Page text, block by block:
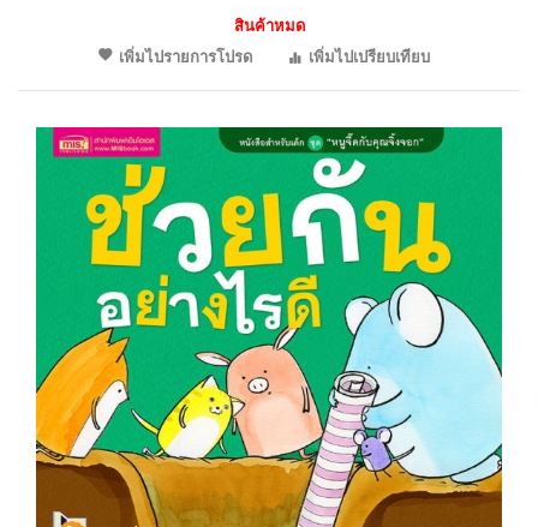
สินค้าหมด
เพิ่มไปรายการโปรด
เพิ่มไปเปรียบเทียบ